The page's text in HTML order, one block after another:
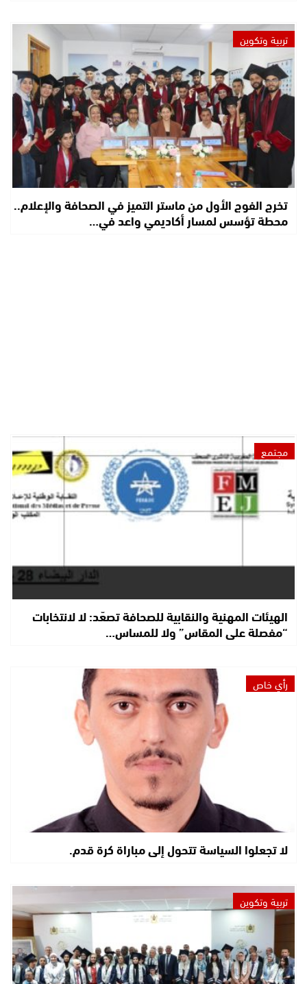
تربية وتكوين
تخرج الفوج الأول من ماستر التميز في الصحافة والإعلام..
محطة تؤسس لمسار أكاديمي واعد في…
مجتمع
الهيئات المهنية والنقابية للصحافة تصعّد: لا لانتخابات
“مفصلة على المقاس” ولا للمساس…
رأي خاص
لا تجعلوا السياسة تتحول إلى مباراة كرة قدم.
تربية وتكوين